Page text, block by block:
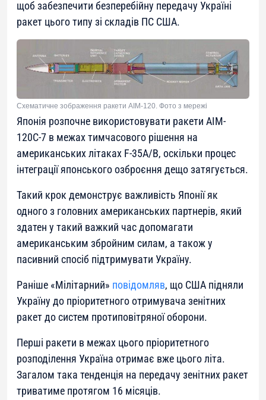
щоб забезпечити безперебійну передачу Україні
ракет цього типу зі складів ПС США.
Схематичне зображення ракети AIM-120. Фото з мережі
Японія розпочне використовувати ракети AIM-
120C-7 в межах тимчасового рішення на
американських літаках F-35A/B, оскільки процес
інтеграції японського озброєння дещо затягується.
Такий крок демонструє важливість Японії як
одного з головних американських партнерів, який
здатен у такий важкий час допомагати
американським збройним силам, а також у
пасивний спосіб підтримувати Україну.
Раніше «Мілітарний» повідомляв, що США підняли
Україну до пріоритетного отримувача зенітних
ракет до систем протиповітряної оборони.
Перші ракети в межах цього пріоритетного
розподілення Україна отримає вже цього літа.
Загалом така тенденція на передачу зенітних ракет
триватиме протягом 16 місяців.